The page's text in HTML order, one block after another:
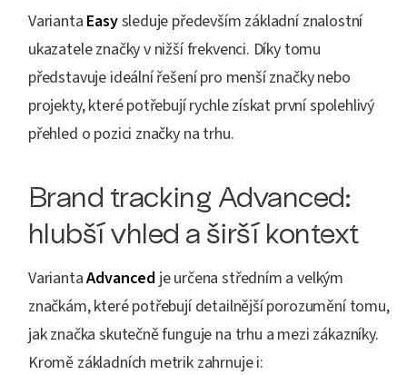
Varianta Easysleduje především základní znalostní
ukazatele značky v nižší frekvenci. Díky tomu
představuje ideální řešení pro menší značky nebo
projekty, které potřebují rychle získat první spolehlivý
přehled o pozici značky na trhu.
Brand tracking Advanced:
hlubší vhled a širší kontext
VariantaAdvanced je určena středním a velkým
značkám, které potřebují detailnější porozumění tomu,
jak značka skutečně funguje na trhu a mezi zákazníky.
Kromě základních metrik zahrnuje i: